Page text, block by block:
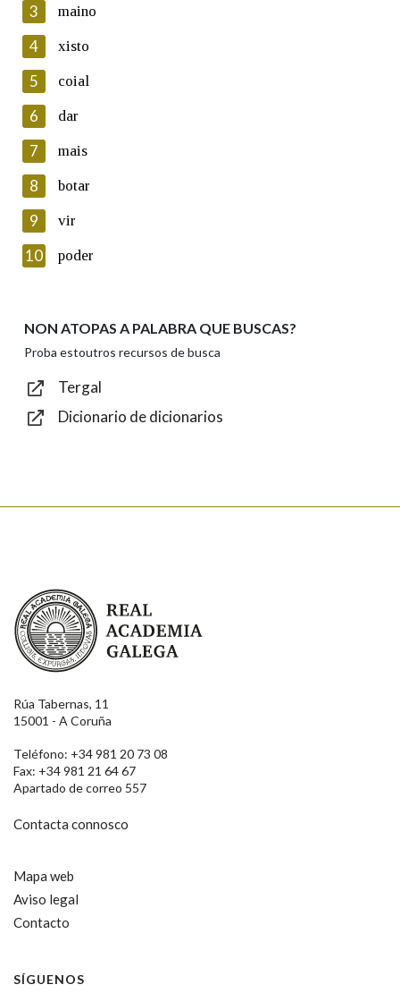
En cumprimento da normativa vixente en materia de
Protección de Datos de Carácter Persoal, a Real Academia
Galega informa a aqueles usuarios que faciliten o seu correo
electrónico, así como calquera outra información de carácter
persoal, que estes datos serán obxecto de tratamento
automatizado de carácter confidencial e incorporados aos seus
ficheiros informáticos. Así mesmo, os usuarios poderán exercer o
seu dereito de acceso, rectificación, oposición e cancelación dos
seus datos poñéndose en contacto connosco.
Lin e acepto as condicións da política de
Introduce o código que aparece na imaxe:
Texto de verificación
3 maino
4 xisto
5 coial
6 dar
7 mais
8 botar
9 vir
10 poder
NON ATOPAS A PALABRA QUE BUSCAS?
Proba estoutros recursos de busca
Tergal
Dicionario de dicionarios
Real Academia Galega
Rúa Tabernas, 11
15001 - A Coruña
Teléfono: +34 981 20 73 08
Fax: +34 981 21 64 67
Apartado de correo 557
Contacta connosco
Mapa web
Aviso legal
Contacto
SÍGUENOS